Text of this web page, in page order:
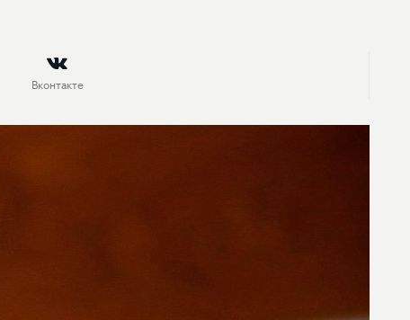
Вконтакте